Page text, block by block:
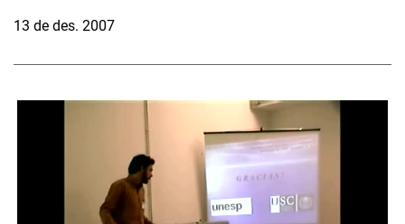
13 de des. 2007